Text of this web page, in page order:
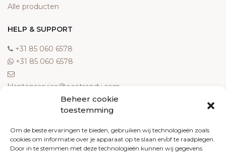
Beheer cookie
toestemming
Om de beste ervaringen te bieden, gebruiken wij technologieën zoals
cookies om informatie over je apparaat op te slaan en/of te raadplegen.
Door in te stemmen met deze technologieën kunnen wij gegevens
Alle producten
HELP & SUPPORT
‎+31 85 060 6578
‎+31 85 060 6578
klantenservice@ecotrendy.com
Meest gestelde vragen
Contact